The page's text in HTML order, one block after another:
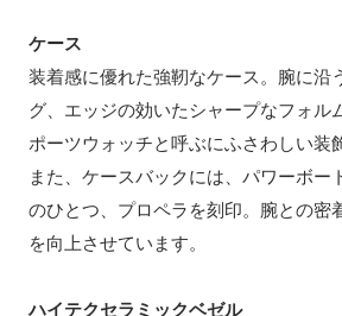
ケース
装着感に優れた強靭なケース。腕に沿
グ、エッジの効いたシャープなフォル
ポーツウォッチと呼ぶにふさわしい装
また、ケースバックには、パワーボー
のひとつ、プロペラを刻印。腕との密
を向上させています。
ハイテクセラミックベゼル